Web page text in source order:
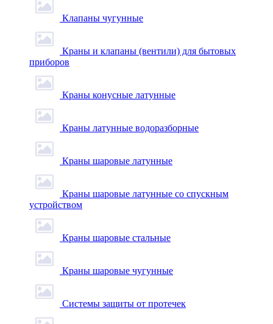
Клапаны чугунные
Краны и клапаны (вентили) для бытовых
приборов
Краны конусные латунные
Краны латунные водоразборные
Краны шаровые латунные
Краны шаровые латунные со спускным
устройством
Краны шаровые стальные
Краны шаровые чугунные
Системы защиты от протечек